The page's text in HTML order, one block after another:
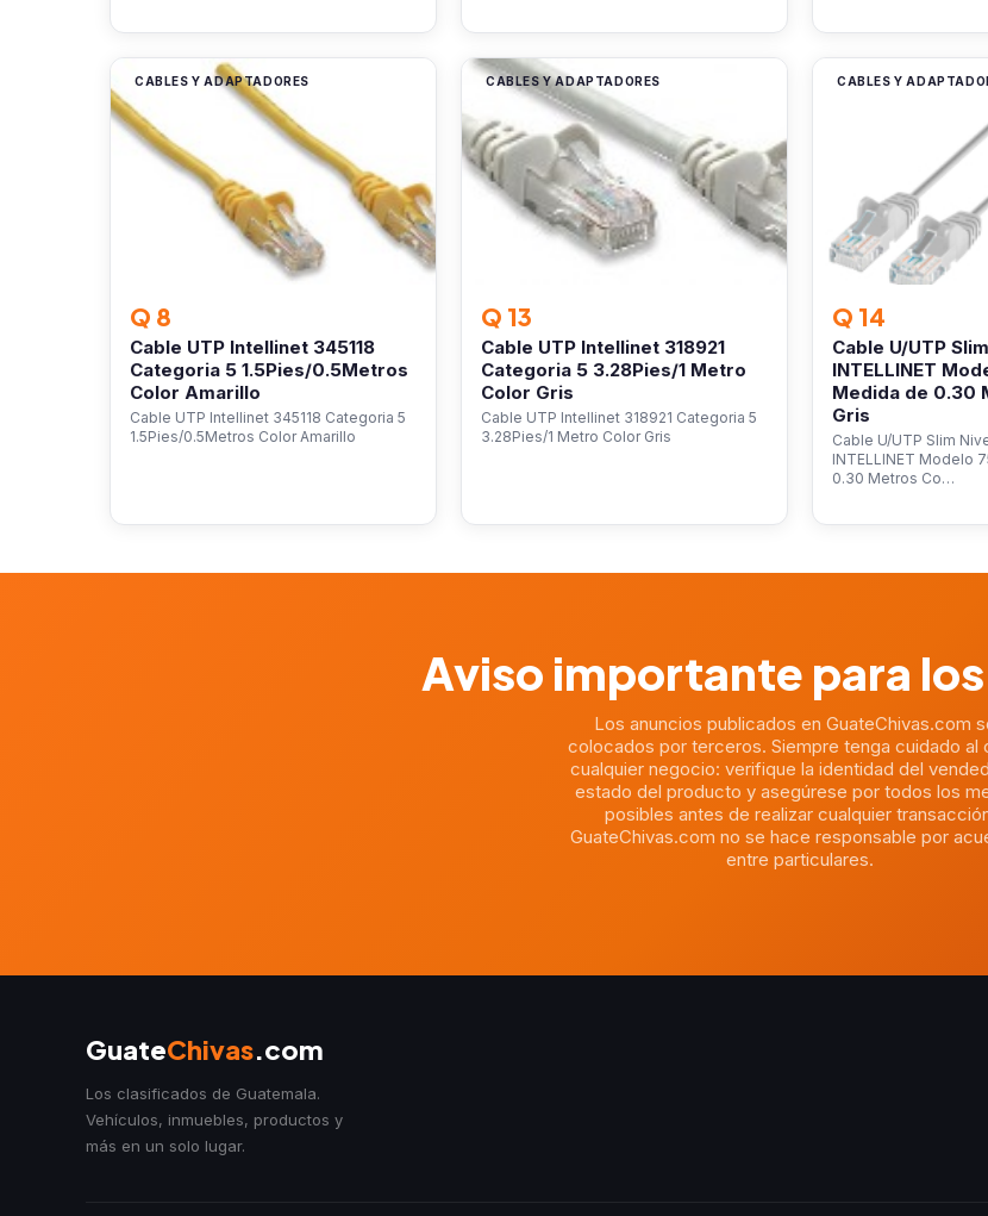
CABLES Y ADAPTADORES
Q 8
Cable UTP Intellinet 345118
Categoria 5 1.5Pies/0.5Metros
Color Amarillo
Cable UTP Intellinet 345118 Categoria 5
1.5Pies/0.5Metros Color Amarillo
CABLES Y ADAPTADORES
Q 13
Cable UTP Intellinet 318921
Categoria 5 3.28Pies/1 Metro
Color Gris
Cable UTP Intellinet 318921 Categoria 5
3.28Pies/1 Metro Color Gris
CABLES Y
Q 14
Cable U/UTP
INTELLINET
Medida de 0.30
Gris
Cable U/UTP Slim
INTELLINET Modelo
0.30 Metros Co…
Aviso importante para
Los anuncios publicados en GuateChivas.com
colocados por terceros. Siempre tenga cuidado al
cualquier negocio: verifique la identidad del
estado del producto y asegúrese por todos los
posibles antes de realizar cualquier
GuateChivas.com no se hace responsable por
entre particulares.
GuateChivas.com
Los clasificados de Guatemala.
Vehículos, inmuebles, productos y
más en un solo lugar.